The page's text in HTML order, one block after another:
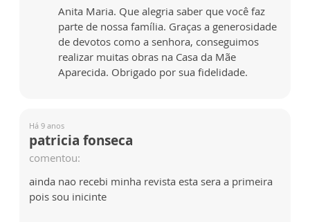
Anita Maria. Que alegria saber que você faz
parte de nossa família. Graças a generosidade
de devotos como a senhora, conseguimos
realizar muitas obras na Casa da Mãe
Aparecida. Obrigado por sua fidelidade.
Há 9 anos
patricia fonseca
comentou:
ainda nao recebi minha revista esta sera a primeira
pois sou inicinte